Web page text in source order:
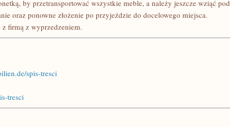
by przetransportować wszystkie meble, a należy jeszcze wziąć pod
oraz ponowne złożenie po przyjeździe do docelowego miejsca.
firmą z wyprzedzeniem.
spis-tresci
tresci